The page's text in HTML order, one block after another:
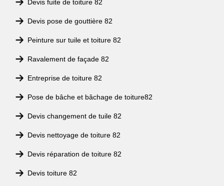
Devis fuite de toiture 82
Devis pose de gouttière 82
Peinture sur tuile et toiture 82
Ravalement de façade 82
Entreprise de toiture 82
Pose de bâche et bâchage de toiture82
Devis changement de tuile 82
Devis nettoyage de toiture 82
Devis réparation de toiture 82
Devis toiture 82